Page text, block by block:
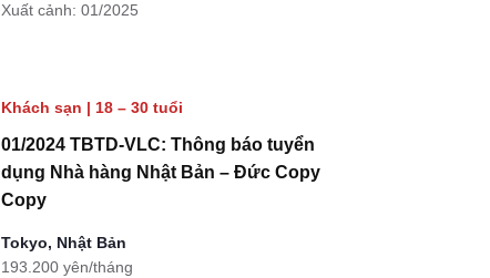
Xuất cảnh: 01/2025
Khách sạn | 18 – 30 tuổi
01/2024 TBTD-VLC: Thông báo tuyển
dụng Nhà hàng Nhật Bản – Đức Copy
Copy
Tokyo, Nhật Bản
193.200 yên/tháng